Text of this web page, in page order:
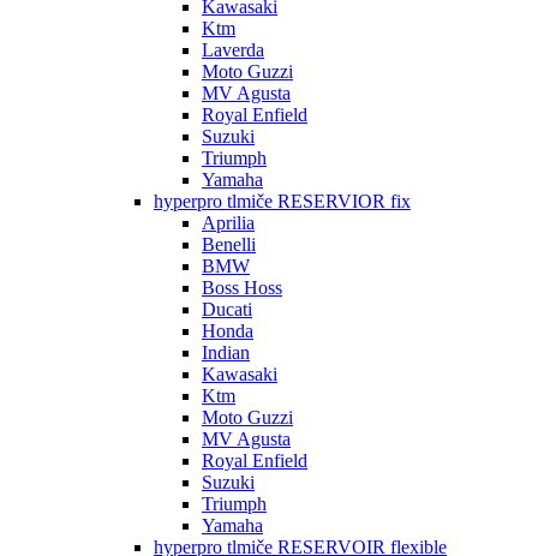
Kawasaki
Ktm
Laverda
Moto Guzzi
MV Agusta
Royal Enfield
Suzuki
Triumph
Yamaha
hyperpro tlmiče RESERVIOR fix
Aprilia
Benelli
BMW
Boss Hoss
Ducati
Honda
Indian
Kawasaki
Ktm
Moto Guzzi
MV Agusta
Royal Enfield
Suzuki
Triumph
Yamaha
hyperpro tlmiče RESERVOIR flexible